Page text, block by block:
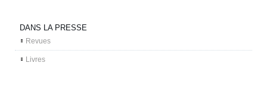
DANS LA PRESSE
Revues
Livres